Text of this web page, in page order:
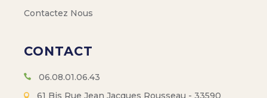
Contactez Nous
CONTACT
06.08.01.06.43
61 Bis Rue Jean Jacques Rousseau - 33590